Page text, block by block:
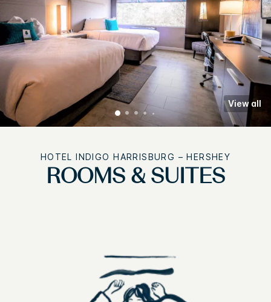
View all
HOTEL INDIGO HARRISBURG – HERSHEY
ROOMS & SUITES